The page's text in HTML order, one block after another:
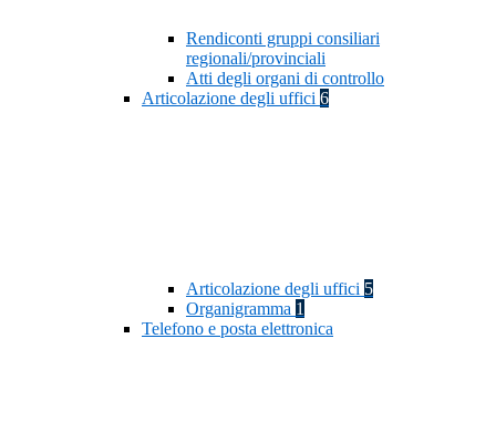
Rendiconti gruppi consiliari
regionali/provinciali
Atti degli organi di controllo
Articolazione degli uffici 6
Articolazione degli uffici 5
Organigramma 1
Telefono e posta elettronica